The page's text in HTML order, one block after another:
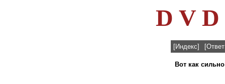
D V D
[Индекс]
Вот как